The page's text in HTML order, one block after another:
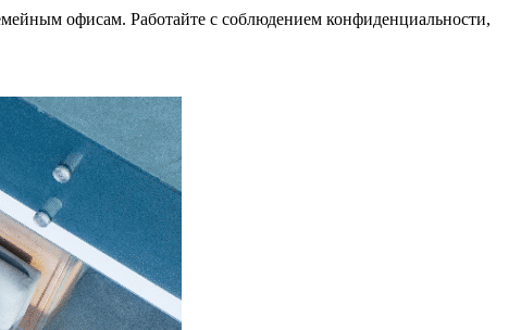
офисам. Работайте с соблюдением конфиденциальности,